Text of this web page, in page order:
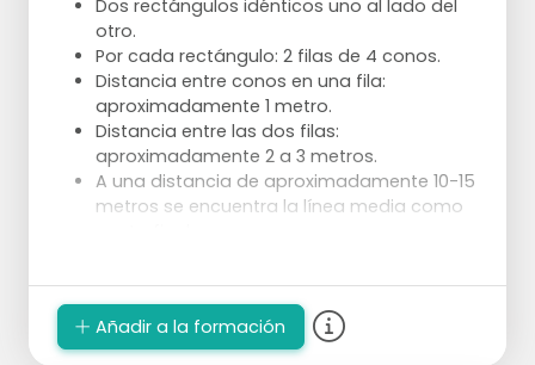
Dos rectángulos idénticos uno al lado del
otro.
Por cada rectángulo: 2 filas de 4 conos.
Distancia entre conos en una fila:
aproximadamente 1 metro.
Distancia entre las dos filas:
aproximadamente 2 a 3 metros.
A una distancia de aproximadamente 10-15
metros se encuentra la línea media como
equipo detrás de su propio punto de inicio.
Ejecución
Fase 1: Adelante - diagonal - atrás
Añadir a la formación